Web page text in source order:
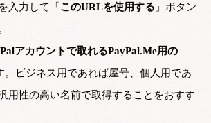
入力して「このURLを使用する 」ボタン
アカウントで取れるPayPal.Me用の
。ビジネス用であれば屋号、個人用であ
用性の高い名前で取得することをおすす